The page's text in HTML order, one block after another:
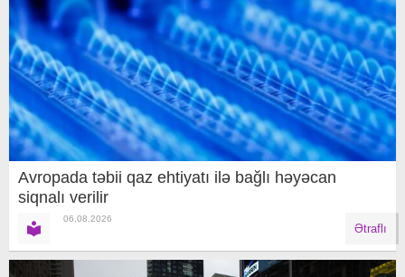
Avropada təbii qaz ehtiyatı ilə bağlı həyəcan
siqnalı verilir
06.08.2026
Ətraflı